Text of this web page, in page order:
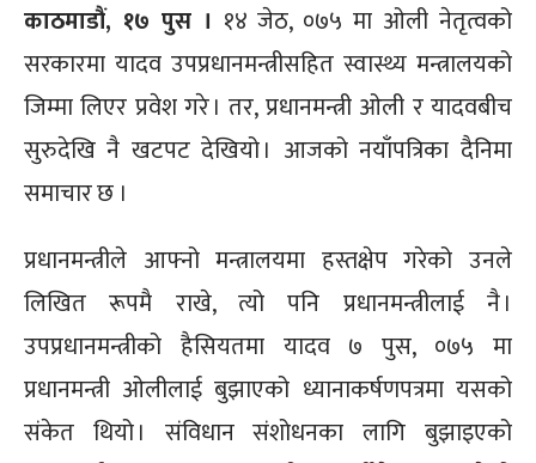
काठमाडौं, १७ पुस । १४ जेठ, ०७५ मा ओली नेतृत्वको
सरकारमा यादव उपप्रधानमन्त्रीसहित स्वास्थ्य मन्त्रालयको
जिम्मा लिएर प्रवेश गरे । तर, प्रधानमन्त्री ओली र यादवबीच
सुरुदेखि नै खटपट देखियो । आजको नयाँपत्रिका दैनिमा
समाचार छ ।
प्रधानमन्त्रीले आफ्नो मन्त्रालयमा हस्तक्षेप गरेको उनले
लिखित रूपमै राखे, त्यो पनि प्रधानमन्त्रीलाई नै ।
उपप्रधानमन्त्रीको हैसियतमा यादव ७ पुस, ०७५ मा
प्रधानमन्त्री ओलीलाई बुझाएको ध्यानाकर्षणपत्रमा यसको
संकेत थियो । संविधान संशोधनका लागि बुझाइएको